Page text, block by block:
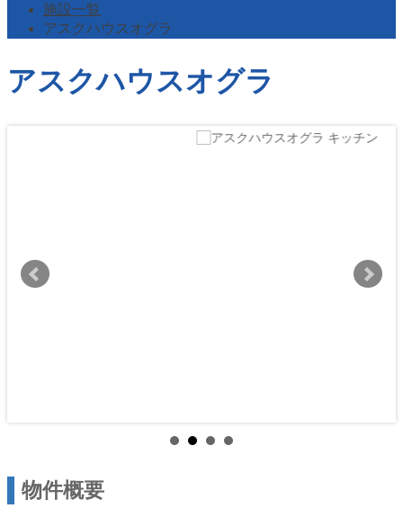
施設一覧
アスクハウスオグラ
アスクハウスオグラ
物件概要